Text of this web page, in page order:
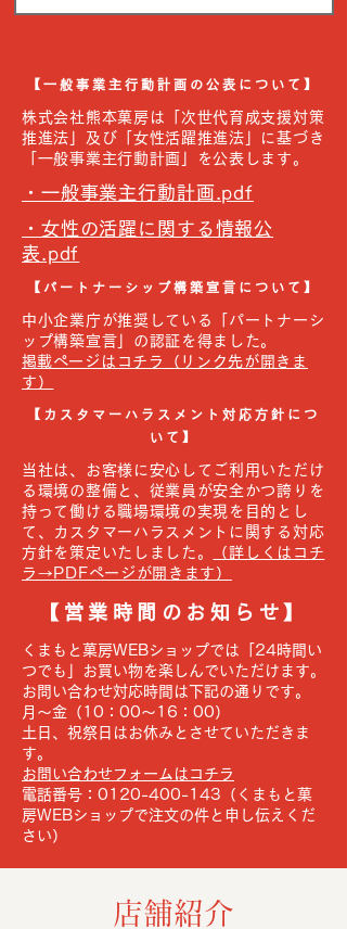
【一般事業主行動計画の公表について】
株式会社熊本菓房は「次世代育成支援対策
推進法」及び「女性活躍推進法」に基づき
「一般事業主行動計画」を公表します。
・一般事業主行動計画.pdf
・女性の活躍に関する情報公
表.pdf
【パートナーシップ構築宣言について】
中小企業庁が推奨している「パートナーシ
ップ構築宣言」の認証を得ました。
​​掲載ページはコチラ（リンク先が開きま
す）
【カスタマーハラスメント対応方針につ
いて】
当社は、お客様に安心してご利用いただけ
る環境の整備と、従業員が安全かつ誇りを
持って働ける職場環境の実現を目的とし
て、カスタマーハラスメントに関する対応
方針を策定いたしました。
（詳しくはコチ
ラ→PDFページが開きます）
【営業時間のお知らせ】
くまもと菓房WEBショップでは「24時間い
つでも」お買い物を楽しんでいただけます。
お問い合わせ対応時間は下記の通りです。
月～金（10：00～16：00）
土日、祝祭日はお休みとさせていただきま
す。
お問い合わせフォームはコチラ
電話番号：0120-400-143（くまもと菓
房WEBショップで注文の件と申し伝えくだ
さい）
店舗紹介